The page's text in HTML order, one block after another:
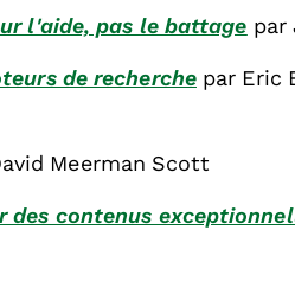
l'aide, pas le battage par
de recherche par Eric
Meerman Scott
des contenus